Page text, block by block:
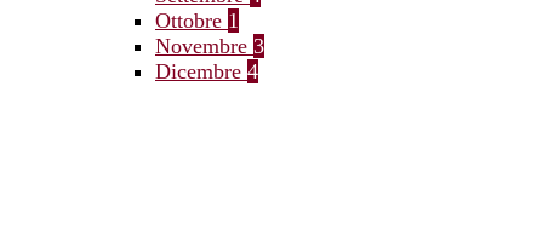
Ottobre 1
Novembre 3
Dicembre 4